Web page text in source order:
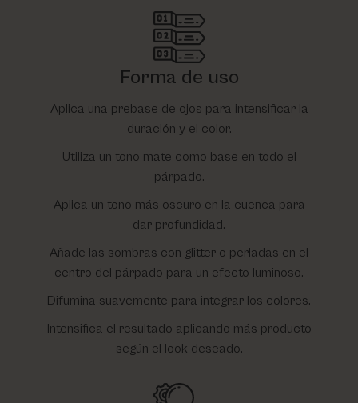
Forma de uso
Aplica una prebase de ojos para intensificar la
duración y el color.
Utiliza un tono mate como base en todo el
párpado.
Aplica un tono más oscuro en la cuenca para
dar profundidad.
Añade las sombras con glitter o perladas en el
centro del párpado para un efecto luminoso.
Difumina suavemente para integrar los colores.
Intensifica el resultado aplicando más producto
según el look deseado.